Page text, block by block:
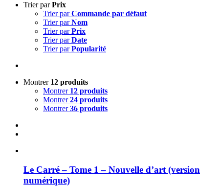
Trier parPrix
Trier parCommande par défaut
Trier parNom
Trier parPrix
Trier parDate
Trier parPopularité
Montrer 12 produits
Montrer 12 produits
Montrer24 produits
Montrer36 produits
Le Carré – Tome 1 – Nouvelle d’art (version
numérique)